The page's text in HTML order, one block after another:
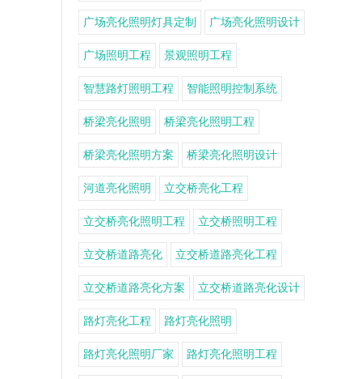
广场亮化照明灯具定制 广场亮化照明设计
广场照明工程 景观照明工程
智慧路灯照明工程 智能照明控制系统
桥梁亮化照明 桥梁亮化照明工程
桥梁亮化照明方案 桥梁亮化照明设计
河道亮化照明 立交桥亮化工程
立交桥亮化照明工程 立交桥照明工程
立交桥道路亮化 立交桥道路亮化工程
立交桥道路亮化方案 立交桥道路亮化设计
路灯亮化工程 路灯亮化照明
路灯亮化照明厂家 路灯亮化照明工程